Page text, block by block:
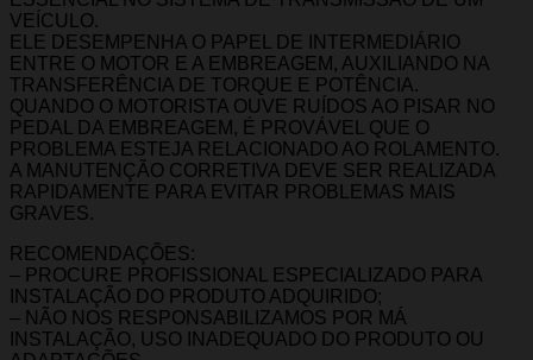
VEÍCULO.
ELE DESEMPENHA O PAPEL DE INTERMEDIÁRIO
ENTRE O MOTOR E A EMBREAGEM, AUXILIANDO NA
TRANSFERÊNCIA DE TORQUE E POTÊNCIA.
QUANDO O MOTORISTA OUVE RUÍDOS AO PISAR NO
PEDAL DA EMBREAGEM, É PROVÁVEL QUE O
PROBLEMA ESTEJA RELACIONADO AO ROLAMENTO.
A MANUTENÇÃO CORRETIVA DEVE SER REALIZADA
RAPIDAMENTE PARA EVITAR PROBLEMAS MAIS
GRAVES.
RECOMENDAÇÕES:
– PROCURE PROFISSIONAL ESPECIALIZADO PARA
INSTALAÇÃO DO PRODUTO ADQUIRIDO;
– NÃO NOS RESPONSABILIZAMOS POR MÁ
INSTALAÇÃO, USO INADEQUADO DO PRODUTO OU